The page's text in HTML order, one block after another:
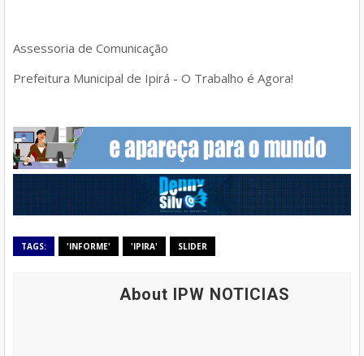
Assessoria de Comunicação
Prefeitura Municipal de Ipirá - O Trabalho é Agora!
TAGS: 'INFORME' 'IPIRA' SLIDER
About IPW NOTICIAS